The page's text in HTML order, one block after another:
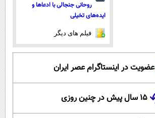
روحانی جنجالی با ادعاها و
ایده‌های تخیلی
فیلم های دیگر
عضویت در اینستاگرام عصر ایران
۱۵ سال پیش در چنین روزی